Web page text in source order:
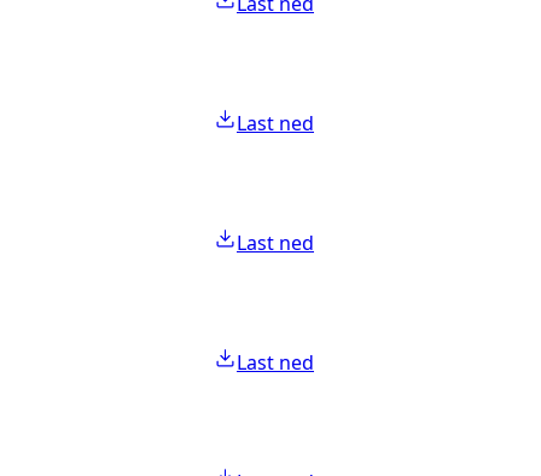
Last ned
Last ned
Last ned